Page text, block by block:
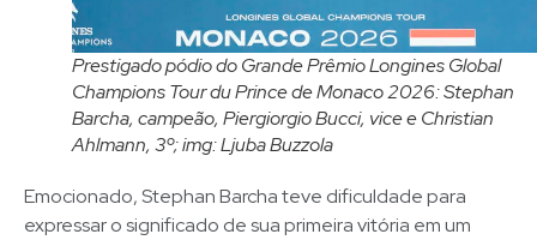
Prestigado pódio do Grande Prêmio Longines Global
Champions Tour du Prince de Monaco 2026: Stephan
Barcha, campeão, Piergiorgio Bucci, vice e Christian
Ahlmann, 3º; img: Ljuba Buzzola
Emocionado, Stephan Barcha teve dificuldade para
expressar o significado de sua primeira vitória em um